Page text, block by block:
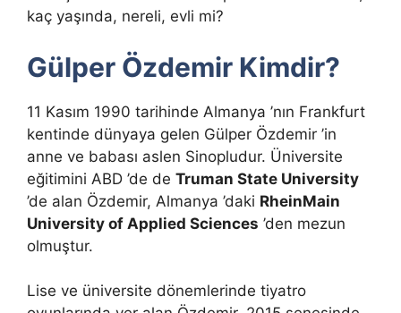
kaç yaşında, nereli, evli mi?
Gülper Özdemir Kimdir?
11 Kasım 1990 tarihinde Almanya ’nın Frankfurt
kentinde dünyaya gelen Gülper Özdemir ’in
anne ve babası aslen Sinopludur. Üniversite
eğitimini ABD ’de de Truman State University
’de alan Özdemir, Almanya ’daki RheinMain
University of Applied Sciences ’den mezun
olmuştur.
Lise ve üniversite dönemlerinde tiyatro